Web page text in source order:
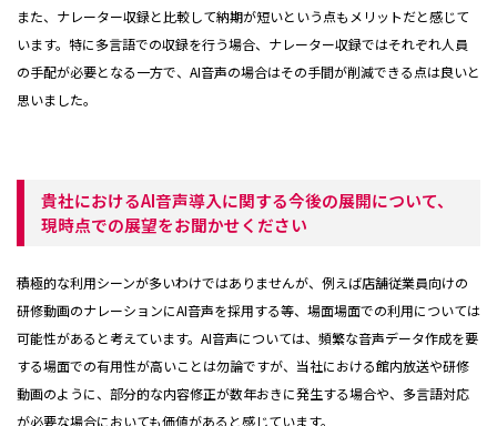
また、ナレーター収録と比較して納期が短いという点もメリットだと感じて
います。特に多言語での収録を行う場合、ナレーター収録ではそれぞれ人員
の手配が必要となる一方で、AI音声の場合はその手間が削減できる点は良いと
思いました。
貴社におけるAI音声導入に関する今後の展開について、
現時点での展望をお聞かせください
積極的な利用シーンが多いわけではありませんが、例えば店舗従業員向けの
研修動画のナレーションにAI音声を採用する等、場面場面での利用については
可能性があると考えています。AI音声については、頻繁な音声データ作成を要
する場面での有用性が高いことは勿論ですが、当社における館内放送や研修
動画のように、部分的な内容修正が数年おきに発生する場合や、多言語対応
が必要な場合においても価値があると感じています。